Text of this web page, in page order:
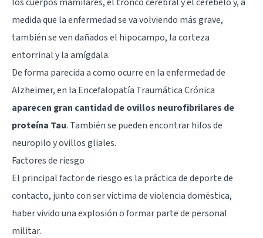
medida que la enfermedad se va volviendo más grave,
también se ven dañados el hipocampo, la corteza
entorrinal y la amígdala.
De forma parecida a como ocurre en laenfermedad de
Alzheimer, en la Encefalopatía Traumática Crónica
aparecen gran cantidad de ovillos neurofibrilares de
proteína Tau. También se pueden encontrar hilos de
neuropilo y ovillos gliales.
Factores de riesgo
El principal factor de riesgo es la práctica de deporte de
contacto, junto con ser víctima de violencia doméstica,
haber vivido una explosión o formar parte de personal
militar.